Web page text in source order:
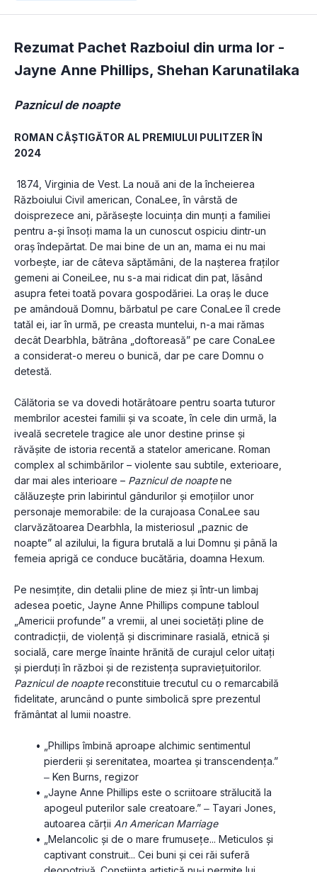
Rezumat Pachet Razboiul din urma lor -
Jayne Anne Phillips, Shehan Karunatilaka
Paznicul de noapte
ROMAN CÂȘTIGĂTOR AL PREMIULUI PULITZER ÎN
2024
Războiului Civil american, ConaLee, în vârstă de
doisprezece ani, părăsește locuința din munți a familiei
pentru a-și însoți mama la un cunoscut ospiciu dintr-un
oraș îndepărtat. De mai bine de un an, mama ei nu mai
vorbește, iar de câteva săptămâni, de la nașterea fraților
gemeni ai ConeiLee, nu s-a mai ridicat din pat, lăsând
asupra fetei toată povara gospodăriei. La oraș le duce
pe amândouă Domnu, bărbatul pe care ConaLee îl crede
tatăl ei, iar în urmă, pe creasta muntelui, n-a mai rămas
decât Dearbhla, bătrâna „doftoreasă” pe care ConaLee
a considerat-o mereu o bunică, dar pe care Domnu o
detestă.
Călătoria se va dovedi hotărâtoare pentru soarta tuturor
membrilor acestei familii și va scoate, în cele din urmă, la
iveală secretele tragice ale unor destine prinse și
răvășite de istoria recentă a statelor americane. Roman
complex al schimbărilor – violente sau subtile, exterioare,
dar mai ales interioare – Paznicul de noapte ne
călăuzește prin labirintul gândurilor și emoțiilor unor
personaje memorabile: de la curajoasa ConaLee sau
clarvăzătoarea Dearbhla, la misteriosul „paznic de
noapte” al azilului, la figura brutală a lui Domnu și până la
femeia aprigă ce conduce bucătăria, doamna Hexum.
Pe nesimțite, din detalii pline de miez și într-un limbaj
adesea poetic, Jayne Anne Phillips compune tabloul
„Americii profunde” a vremii, al unei societăți pline de
contradicții, de violență și discriminare rasială, etnică și
socială, care merge înainte hrănită de curajul celor uitați
Paznicul de noapte reconstituie trecutul cu o remarcabilă
fidelitate, aruncând o punte simbolică spre prezentul
frământat al lumii noastre.
„Phillips îmbină aproape alchimic sentimentul
pierderii și serenitatea, moartea și transcendența.”
‒ Ken Burns, regizor
„Jayne Anne Phillips este o scriitoare strălucită la
apogeul puterilor sale creatoare.” ‒ Tayari Jones,
autoarea cărții An American Marriage
„Melancolic și de o mare frumusețe... Meticulos și
captivant construit... Cei buni și cei răi suferă